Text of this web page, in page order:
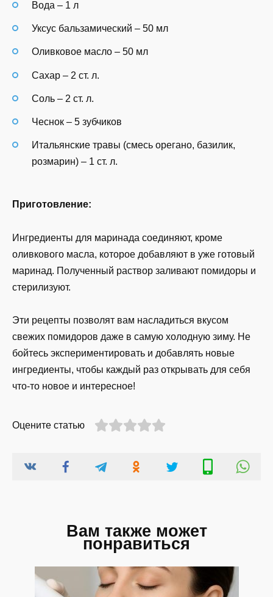
Вода – 1 л
Уксус бальзамический – 50 мл
Оливковое масло – 50 мл
Сахар – 2 ст. л.
Соль – 2 ст. л.
Чеснок – 5 зубчиков
Итальянские травы (смесь орегано, базилик,
розмарин) – 1 ст. л.
Приготовление:
Ингредиенты для маринада соединяют, кроме
оливкового масла, которое добавляют в уже готовый
маринад. Полученный раствор заливают помидоры и
стерилизуют.
Эти рецепты позволят вам насладиться вкусом
свежих помидоров даже в самую холодную зиму. Не
бойтесь экспериментировать и добавлять новые
ингредиенты, чтобы каждый раз открывать для себя
что-то новое и интересное!
Оцените статью
Вам также может
понравиться